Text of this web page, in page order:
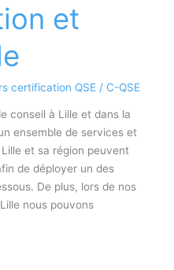
et
certification QSE / C-QSE
conseil à Lille et dans la
ensemble de services et
et sa région peuvent
de déployer un des
De plus, lors de nos
nous pouvons